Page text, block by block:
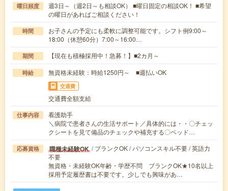
曜日頻度
週3日～（週2日～も相談OK） ■曜日固定の相談OK！ ■希望
の曜日があればご相談ください！
時間
お子さんの予定にも柔軟に調整可能です。シフト例9:00～
18:00（休憩60分）7:00～16:00…
期間 【現在も積極採用中！急募！】■2カ月～
時給 無資格未経験：時給1250円～ ■週払いOK
交通費
交通費全額支給
仕事内容
看護助手
＼病院で患者さんの生活サポート／具体的には・・〇チェッ
クシートを見て備品のチェックや補充する〇ベッド…
応募資格 職種未経験OK / ブランクOK / パソコンスキル不要 / 英語力
不要
無資格・未経験OK年齢・学歴不問 ブランクOK★10名以上
採用予定履歴書は不要です。少しでも興味があ…